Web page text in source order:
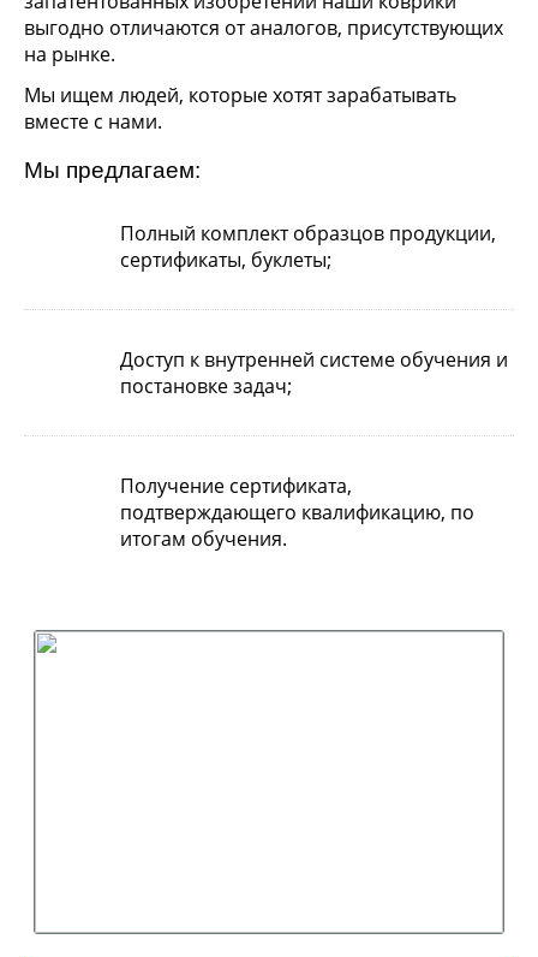
выгодно отличаются от аналогов, присутствующих
на рынке.
Мы ищем людей, которые хотят зарабатывать
вместе с нами.
Мы предлагаем:
Полный комплект образцов продукции,
сертификаты, буклеты;
Доступ к внутренней системе обучения и
постановке задач;
Получение сертификата,
подтверждающего квалификацию, по
итогам обучения.